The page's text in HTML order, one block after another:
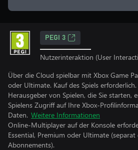
PEGI 3
Nutzerinteraktion (User
Über die Cloud spielbar mit Xbox Game
oder Ultimate. Kauf des Spiels erforderlich.
Herausgeber von Spielen, die Sie starten,
Spielens Zugriff auf Ihre Xbox-
Daten. Weitere Informationen
Online-Multiplayer auf der Konsole
Essential, Premium oder Ultimate (separat
Abonnements).